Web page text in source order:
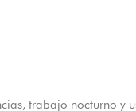
trabajo nocturno y